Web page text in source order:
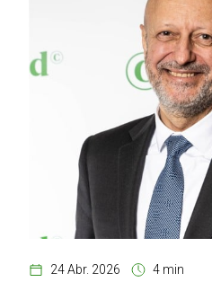
24 Abr. 2026 4 min